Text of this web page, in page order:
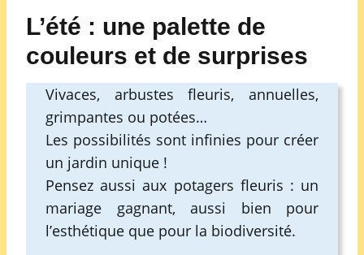
L’été : une palette de
couleurs et de surprises
Vivaces, arbustes fleuris, annuelles,
grimpantes ou potées…
Les possibilités sont infinies pour créer
un jardin unique !
Pensez aussi aux potagers fleuris : un
mariage gagnant, aussi bien pour
l’esthétique que pour la biodiversité.